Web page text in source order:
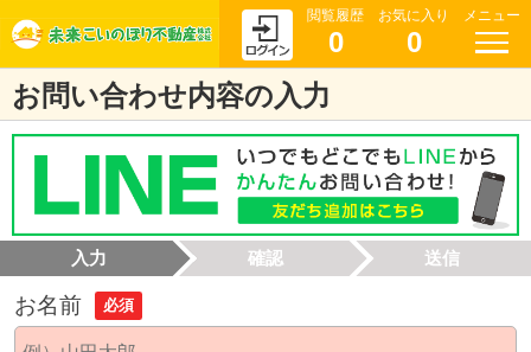
閲覧履歴
0
お気に入り
0
メニュー
お問い合わせ内容の入力
入力 確認 送信
お名前 必須